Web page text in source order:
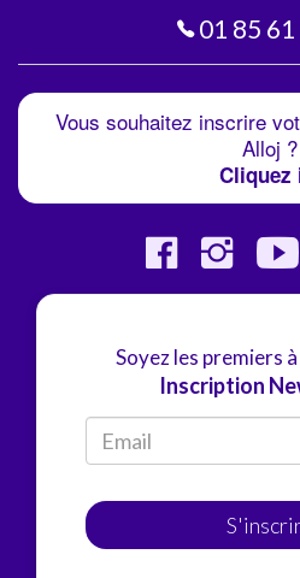
01 85 61
Vous souhaitez inscrire
Alloj ?
Cliquez
Soyez les premiers
Inscription